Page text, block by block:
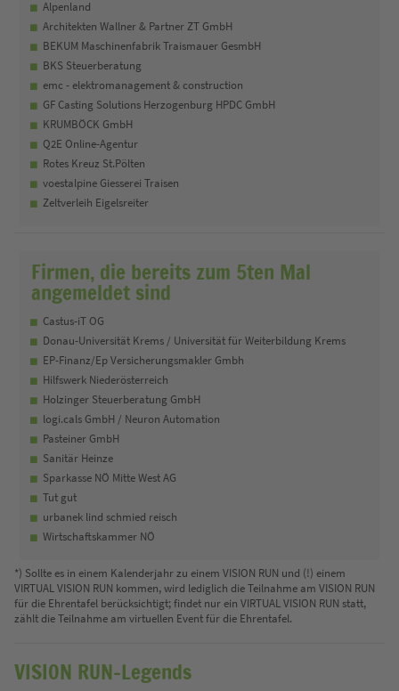
Alpenland
Architekten Wallner & Partner ZT GmbH
BEKUM Maschinenfabrik Traismauer GesmbH
BKS Steuerberatung
emc - elektromanagement & construction
GF Casting Solutions Herzogenburg HPDC GmbH
KRUMBÖCK GmbH
Q2E Online-Agentur
Rotes Kreuz St.Pölten
voestalpine Giesserei Traisen
Zeltverleih Eigelsreiter
Firmen, die bereits zum 5ten Mal
angemeldet sind
Castus-iT OG
Donau-Universität Krems / Universität für Weiterbildung Krems
EP-Finanz/Ep Versicherungsmakler Gmbh
Hilfswerk Niederösterreich
Holzinger Steuerberatung GmbH
logi.cals GmbH / Neuron Automation
Pasteiner GmbH
Sanitär Heinze
Sparkasse NÖ Mitte West AG
Tut gut
urbanek lind schmied reisch
Wirtschaftskammer NÖ
*) Sollte es in einem Kalenderjahr zu einem VISION RUN und (!) einem
VIRTUAL VISION RUN kommen, wird lediglich die Teilnahme am VISION RUN
für die Ehrentafel berücksichtigt; findet nur ein VIRTUAL VISION RUN statt,
zählt die Teilnahme am virtuellen Event für die Ehrentafel.
VISION RUN-Legends